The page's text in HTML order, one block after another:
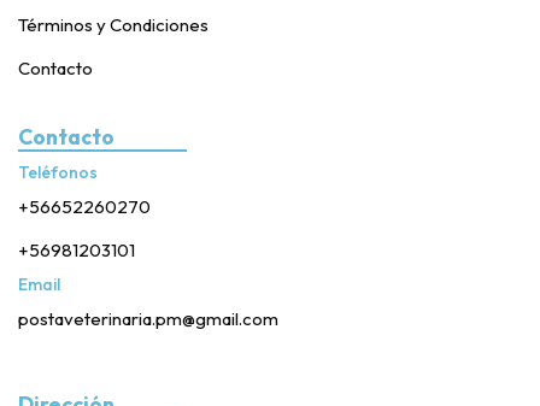
Términos y Condiciones
Contacto
Contacto
Teléfonos
+56652260270
+56981203101
Email
postaveterinaria.pm@gmail.com